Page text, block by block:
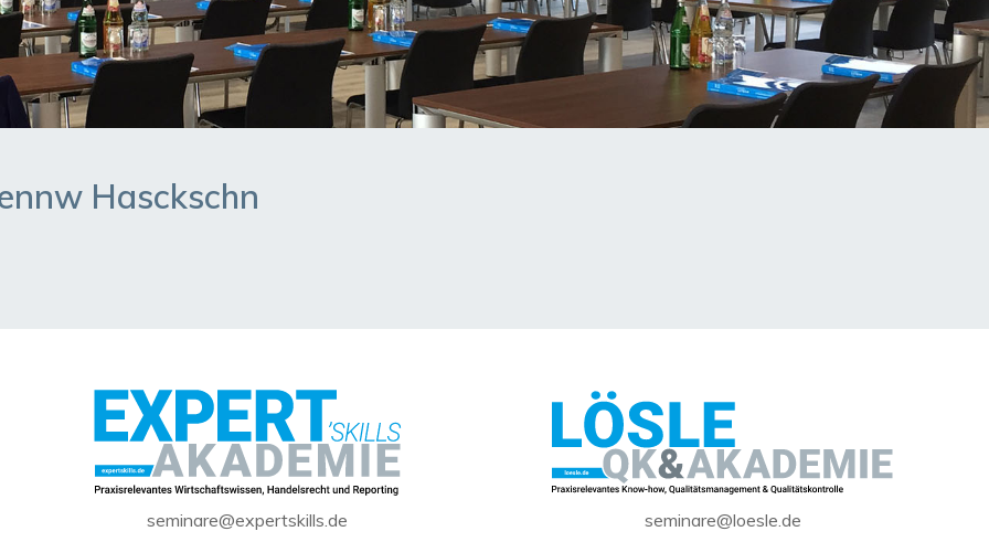
Hasckschn
seminare@expertskills.de seminare@loesle.de